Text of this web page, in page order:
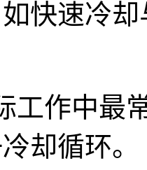
快速冷
作中最常
却循环。